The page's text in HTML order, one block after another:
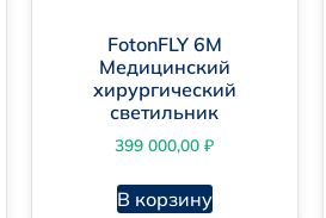
FotonFLY 6М
Медицинский
хирургический
светильник
399 000,00₽
В корзину